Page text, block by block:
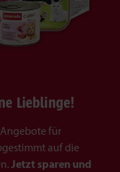
Lieblinge!
für
auf die
Jetzt sparen und